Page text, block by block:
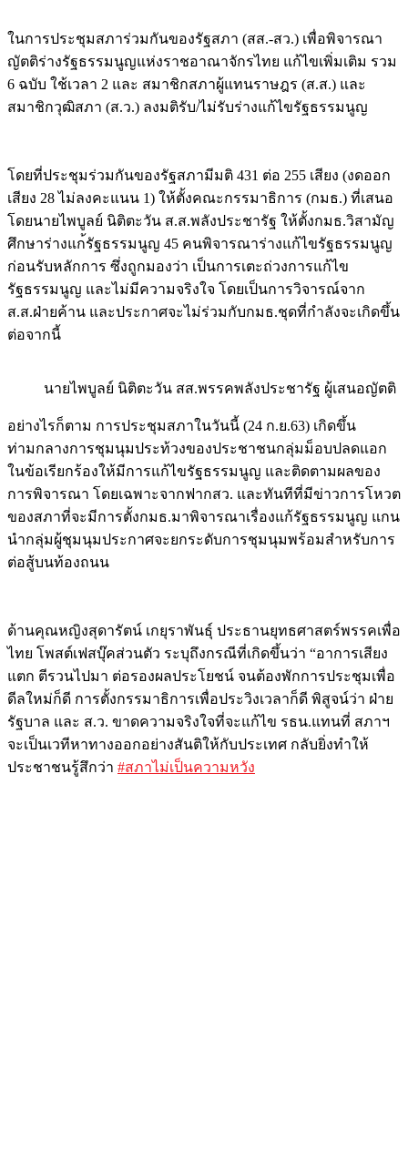
ในการประชุมสภาร่วมกันของรัฐสภา (สส.-สว.) เพื่อพิจารณา
ญัตติร่างรัฐธรรมนูญแห่งราชอาณาจักรไทย แก้ไขเพิ่มเติม รวม
6 ฉบับ ใช้เวลา 2 และ สมาชิกสภาผู้แทนราษฎร (ส.ส.) และ
สมาชิกวุฒิสภา (ส.ว.) ลงมติรับ/ไม่รับร่างแก้ไขรัฐธรรมนูญ
โดยที่ประชุมร่วมกันของรัฐสภามีมติ 431 ต่อ 255 เสียง (งดออก
เสียง 28 ไม่ลงคะแนน 1) ให้ตั้งคณะกรรมาธิการ (กมธ.) ที่เสนอ
โดยนายไพบูลย์ นิติตะวัน ส.ส.พลังประชารัฐ ให้ตั้งกมธ.วิสามัญ
ศึกษาร่างแก้รัฐธรรมนูญ 45 คนพิจารณาร่างแก้ไขรัฐธรรมนูญ
ก่อนรับหลักการ ซึ่งถูกมองว่า เป็นการเตะถ่วงการแก้ไข
รัฐธรรมนูญ และไม่มีความจริงใจ โดยเป็นการวิจารณ์จาก
ส.ส.ฝ่ายค้าน และประกาศจะไม่ร่วมกับกมธ.ชุดที่กำลังจะเกิดขึ้น
ต่อจากนี้
นายไพบูลย์ นิติตะวัน สส.พรรคพลังประชารัฐ ผู้เสนอญัตติ
อย่างไรก็ตาม การประชุมสภาในวันนี้ (24 ก.ย.63) เกิดขึ้น
ท่ามกลางการชุมนุมประท้วงของประชาชนกลุ่มม็อบปลดแอก
ในข้อเรียกร้องให้มีการแก้ไขรัฐธรรมนูญ และติดตามผลของ
การพิจารณา โดยเฉพาะจากฟากสว. และทันทีที่มีข่าวการโหวต
ของสภาที่จะมีการตั้งกมธ.มาพิจารณาเรื่องแก้รัฐธรรมนูญ แกน
นำกลุ่มผู้ชุมนุมประกาศจะยกระดับการชุมนุมพร้อมสำหรับการ
ต่อสู้บนท้องถนน
ด้านคุณหญิงสุดารัตน์ เกยุราพันธุ์ ประธานยุทธศาสตร์พรรคเพื่อ
ไทย โพสต์เฟสบุ๊คส่วนตัว ระบุถึงกรณีที่เกิดขึ้นว่า “อาการเสียง
แตก ตีรวนไปมา ต่อรองผลประโยชน์ จนต้องพักการประชุมเพื่อ
ดีลใหม่ก็ดี การตั้งกรรมาธิการเพื่อประวิงเวลาก็ดี พิสูจน์ว่า ฝ่าย
รัฐบาล และ ส.ว. ขาดความจริงใจที่จะแก้ไข รธน.แทนที่ สภาฯ
จะเป็นเวทีหาทางออกอย่างสันติให้กับประเทศ กลับยิ่งทำให้
ประชาชนรู้สึกว่า #สภาไม่เป็นความหวัง